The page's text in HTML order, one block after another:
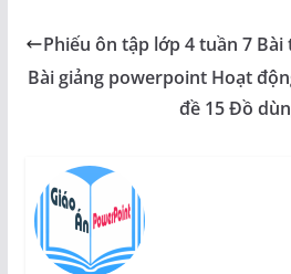
Phiếu ôn tập lớp 4 tuần 7
Bài giảng powerpoint Hoạt
đề 15 Đồ